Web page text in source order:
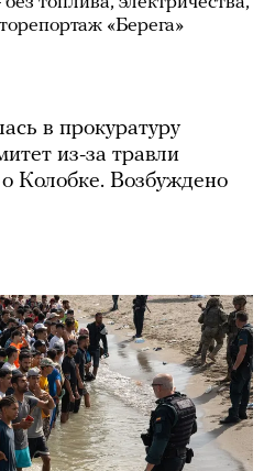
«Берега»
в прокуратуру
из-за травли
Колобке. Возбуждено